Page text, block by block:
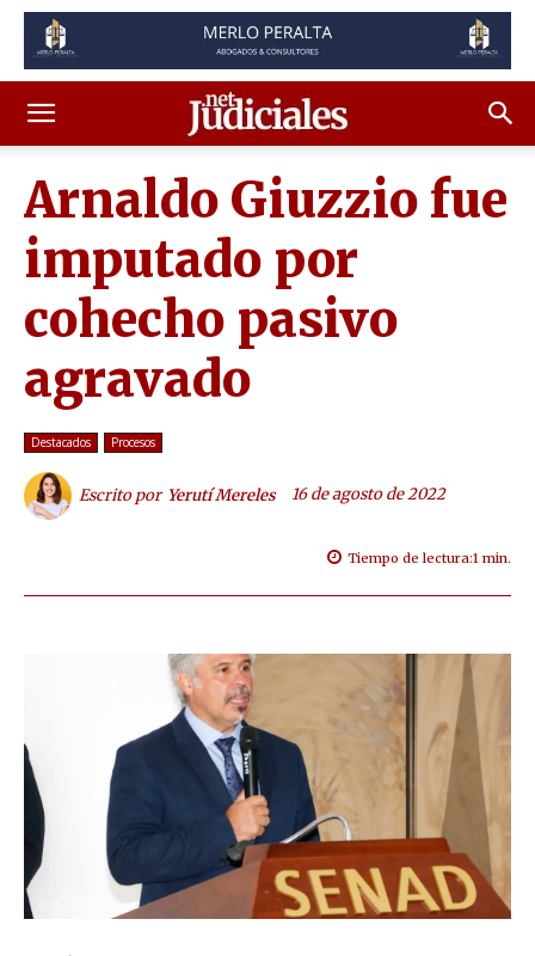
Arnaldo Giuzzio fue
imputado por
cohecho pasivo
agravado
Destacados Procesos
Escrito por Yerutí Mereles 16 de agosto de 2022
Tiempo de lectura:1 min.